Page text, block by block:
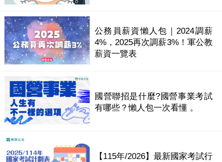
公務員薪資懶人包｜2024調薪
4%，2025再次調薪3%！軍公教
薪資一覽表
國營聯招是什麼?國營事業考試
有哪些？懶人包一次看懂 。
【115年/2026】最新國家考試行